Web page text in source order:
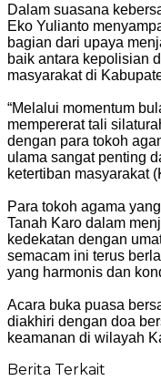
Dalam suasana
Eko Yulianto
bagian dari upaya
baik antara kepolisian
masyarakat di
“Melalui momentum
mempererat tali
dengan para tokoh
ulama sangat penting
ketertiban masyarakat
Para tokoh agama
Tanah Karo dalam
kedekatan dengan
semacam ini terus
yang harmonis dan
Acara buka puasa
diakhiri dengan doa
keamanan di wilayah
Berita Terkait